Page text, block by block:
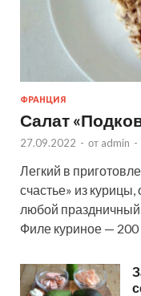
ФРАНЦИЯ
Салат
27.09.2022 - от admin -
Легкий в
счастье» из
любой
Филе куриное — 200